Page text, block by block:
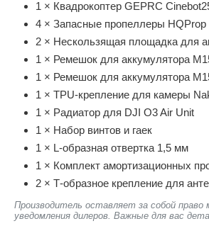
1 × Квадрокоптер GEPRC
4 × Запасные пропеллеры HQProp
2 × Нескользящая площадка для
1 × Ремешок для аккумулятора
1 × Ремешок для аккумулятора
1 × TPU-крепление для камеры
1 × Радиатор для DJI O3 Air Unit
1 × Набор винтов и гаек
1 × L-образная отвертка 1,5 мм
1 × Комплект амортизационных
2 × Т-образное крепление для
Производитель оставляет за собой
уведомления дилеров. Важные для вас